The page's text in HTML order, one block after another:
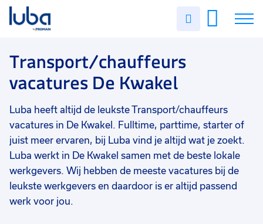
Uren
Vacatures
Over ons
Voor werkgevers
Contact
Transport/chauffeurs
vacatures De Kwakel
Luba heeft altijd de leukste Transport/chauffeurs
vacatures in De Kwakel. Fulltime, parttime, starter of
juist meer ervaren, bij Luba vind je altijd wat je zoekt.
Luba werkt in De Kwakel samen met de beste lokale
werkgevers. Wij hebben de meeste vacatures bij de
leukste werkgevers en daardoor is er altijd passend
werk voor jou.
Filter vacatures
Vakgebied 0
Transport/chauffeurs
Opleidingsniveau
Uitzicht op vast 1
Uren per week 0
37 - 40+ uur 1